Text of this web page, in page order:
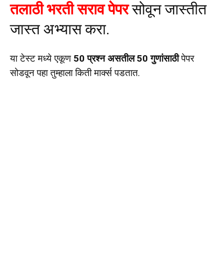
तलाठी भरती सराव पेपरसोवून जास्तीत
जास्त अभ्यास करा.
या टेस्ट मध्ये एकूण 50 प्रश्न असतील 50 गुणांसाठीपेपर
सोडवून पहा तुम्हाला किती मार्क्स पडतात.